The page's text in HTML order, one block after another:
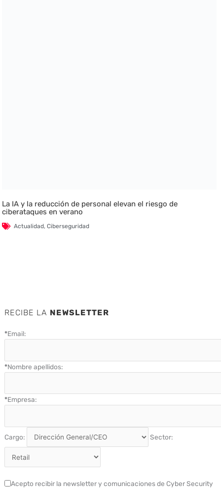
La IA y la reducción de personal elevan el riesgo de
ciberataques en verano
Actualidad,Ciberseguridad
RECIBE LA NEWSLETTER
*Email:
*Nombre apellidos:
*Empresa:
Cargo: Sector:
Acepto recibir la newsletter y comunicaciones de Cyber Security